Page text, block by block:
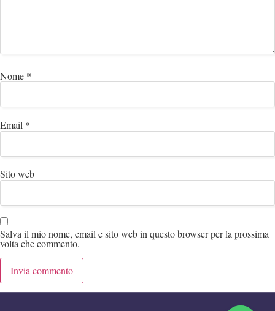
Nome *
Email *
Sito web
Salva il mio nome, email e sito web in questo browser per la prossima
volta che commento.